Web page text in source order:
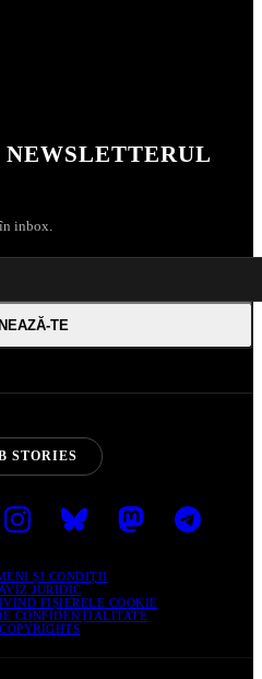
inbox.
STORIES
ȘI CONDIȚII
AVIZ JURIDIC
FIȘIERELE COOKIE
CONFIDENȚIALITATE
COPYRIGHTS